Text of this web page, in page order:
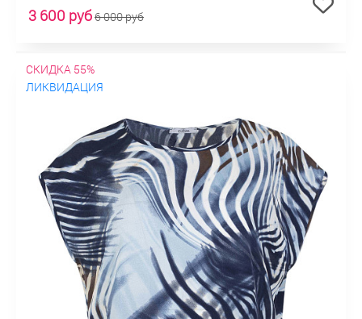
3 600 руб6 000 руб
СКИДКА 55%
ЛИКВИДАЦИЯ